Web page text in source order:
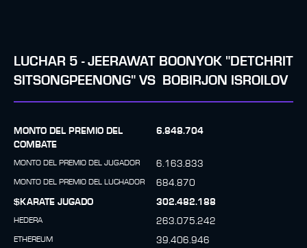
LUCHAR 5 - JEERAWAT BOONYOK "DETCHRIT
SITSONGPEENONG" VS BOBIRJON ISROILOV
MONTO DEL PREMIO DEL
COMBATE
6.848.704
MONTO DEL PREMIO DEL JUGADOR 6.163.833
MONTO DEL PREMIO DEL LUCHADOR
684.870
$KARATE JUGADO
302.482.188
HEDERA 263.075.242
ETHEREUM 39.406.946